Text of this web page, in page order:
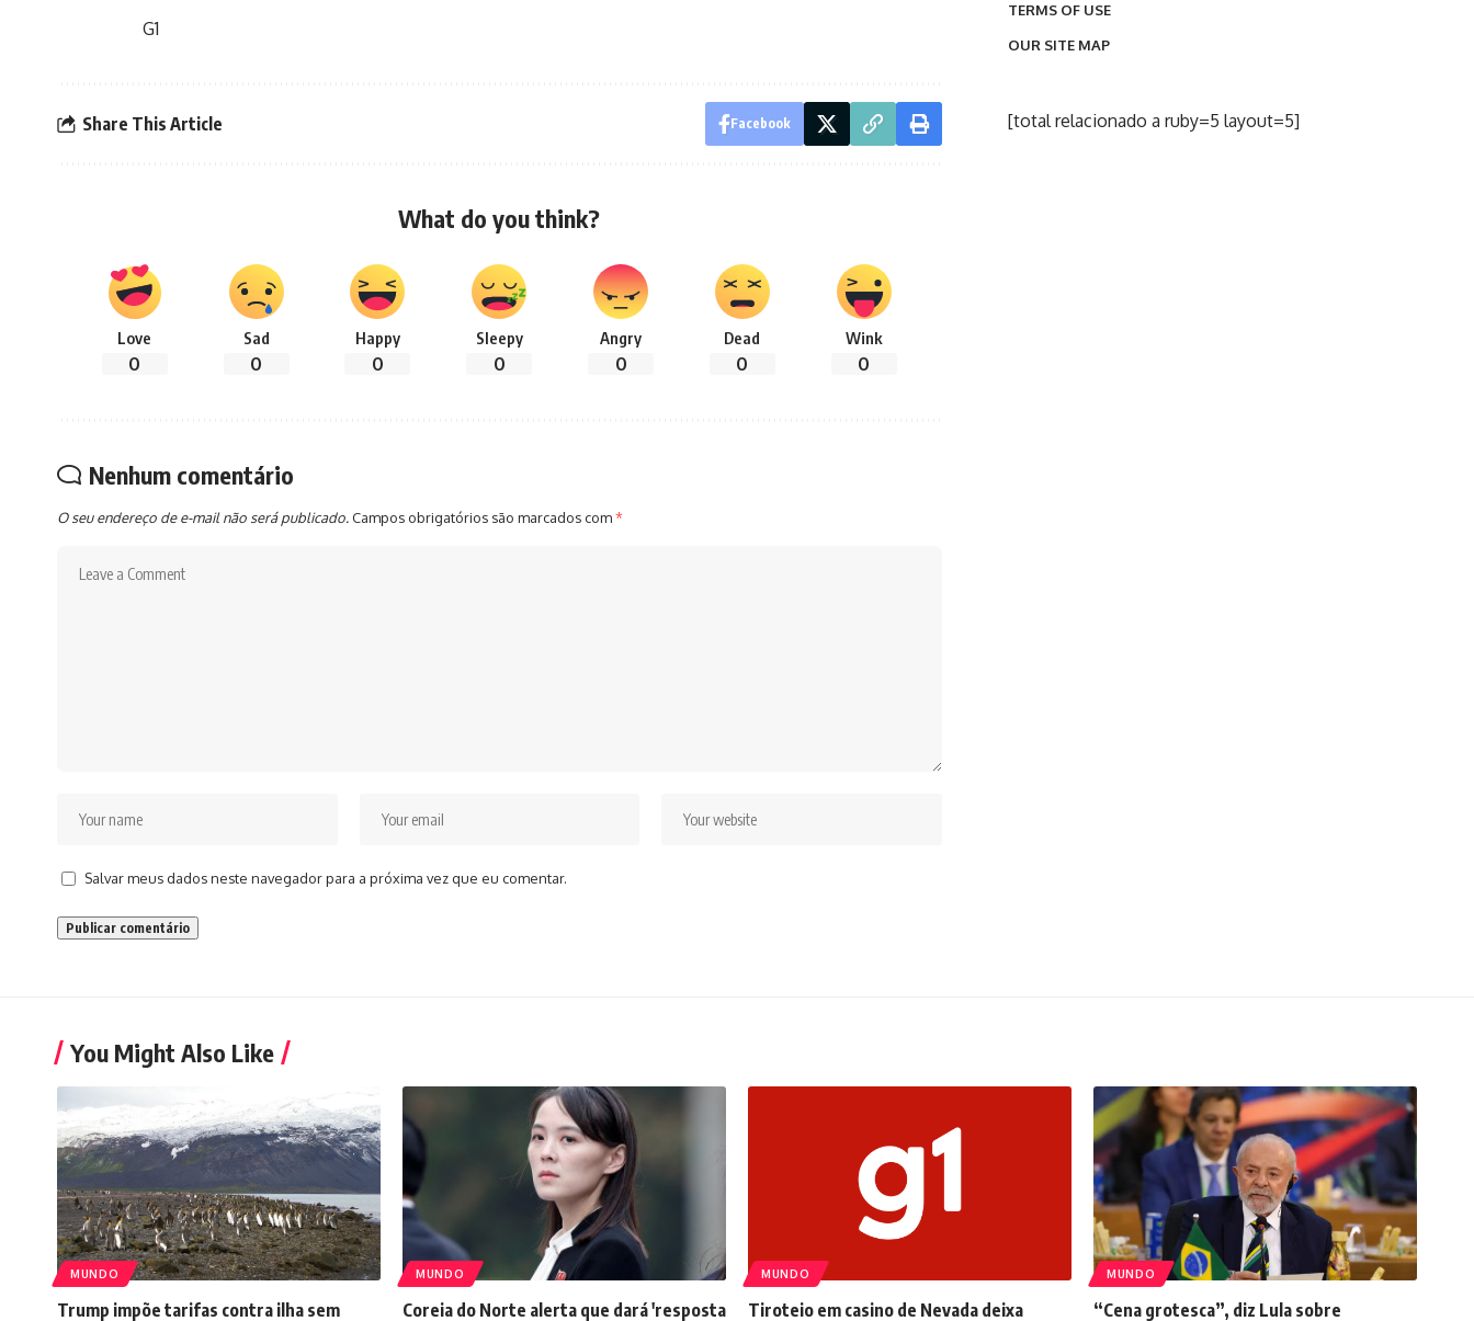
G1
Share This Article Facebook
What do you think?
Love
0
Sad
0
Happy
0
Sleepy
0
Angry
0
Dead
0
Wink
0
Nenhum comentário
O seu endereço de e-mail não será publicado. Campos obrigatórios são marcados com*
Salvar meus dados neste navegador para a próxima vez que eu comentar.
TERMS OF USE
OUR SITE MAP
[total relacionado a ruby=5 layout=5]
You Might Also Like
MUNDO
Trump impõe tarifas contra ilha sem
MUNDO
Coreia do Norte alerta que dará 'resposta
MUNDO
Tiroteio em casino de Nevada deixa
MUNDO
“Cena grotesca”, diz Lula sobre